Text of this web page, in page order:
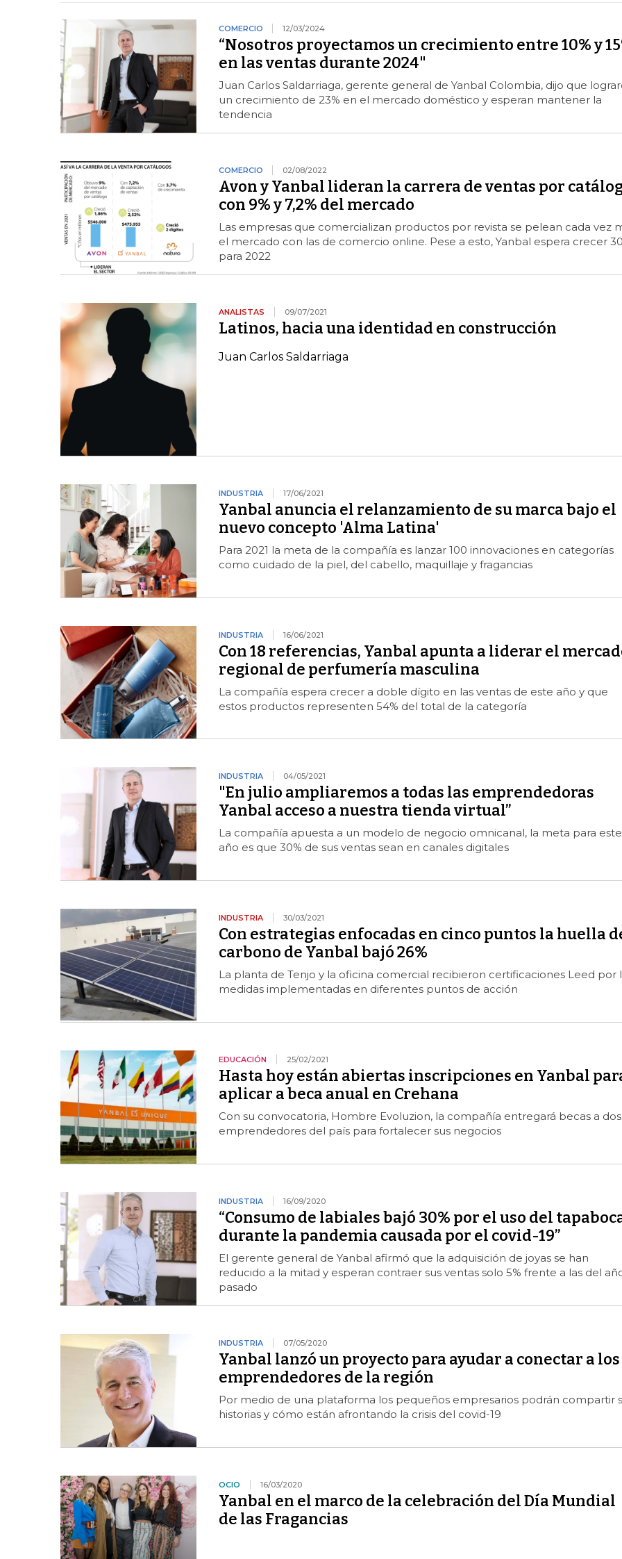
COMERCIO 12/03/2024
“Nosotros proyectamos un crecimiento entre 10% y
en las ventas durante 2024"
Juan Carlos Saldarriaga, gerente general de Yanbal Colombia, dijo que
un crecimiento de 23% en el mercado doméstico y esperan mantener la
tendencia
COMERCIO 02/08/2022
Avon y Yanbal lideran la carrera de ventas por
con 9% y 7,2% del mercado
Las empresas que comercializan productos por revista se pelean cada vez
el mercado con las de comercio online. Pese a esto, Yanbal espera crecer
para 2022
ANALISTAS 09/07/2021
Latinos, hacia una identidad en construcción
Juan Carlos Saldarriaga
INDUSTRIA 17/06/2021
Yanbal anuncia el relanzamiento de su marca bajo el
nuevo concepto 'Alma Latina'
Para 2021 la meta de la compañía es lanzar 100 innovaciones en categorías
como cuidado de la piel, del cabello, maquillaje y fragancias
INDUSTRIA 16/06/2021
Con 18 referencias, Yanbal apunta a liderar el
regional de perfumería masculina
La compañía espera crecer a doble dígito en las ventas de este año y que
estos productos representen 54% del total de la categoría
INDUSTRIA 04/05/2021
"En julio ampliaremos a todas las emprendedoras
Yanbal acceso a nuestra tienda virtual”
La compañía apuesta a un modelo de negocio omnicanal, la meta para este
año es que 30% de sus ventas sean en canales digitales
INDUSTRIA 30/03/2021
Con estrategias enfocadas en cinco puntos la huella
carbono de Yanbal bajó 26%
La planta de Tenjo y la oficina comercial recibieron certificaciones Leed por
medidas implementadas en diferentes puntos de acción
EDUCACIÓN 25/02/2021
Hasta hoy están abiertas inscripciones en Yanbal
aplicar a beca anual en Crehana
Con su convocatoria, Hombre Evoluzion, la compañía entregará becas a dos
emprendedores del país para fortalecer sus negocios
INDUSTRIA 16/09/2020
“Consumo de labiales bajó 30% por el uso del
durante la pandemia causada por el covid-19”
El gerente general de Yanbal afirmó que la adquisición de joyas se han
reducido a la mitad y esperan contraer sus ventas solo 5% frente a las del
pasado
INDUSTRIA 07/05/2020
Yanbal lanzó un proyecto para ayudar a conectar a los
emprendedores de la región
Por medio de una plataforma los pequeños empresarios podrán compartir
historias y cómo están afrontando la crisis del covid-19
OCIO 16/03/2020
Yanbal en el marco de la celebración del Día Mundial
de las Fragancias